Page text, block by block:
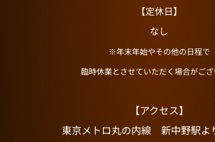
【定休日】
なし
※年末年始やその他の日程で
臨時休業とさせていただく場合がご
【アクセス】
東京メトロ丸の内線 新中野駅よ